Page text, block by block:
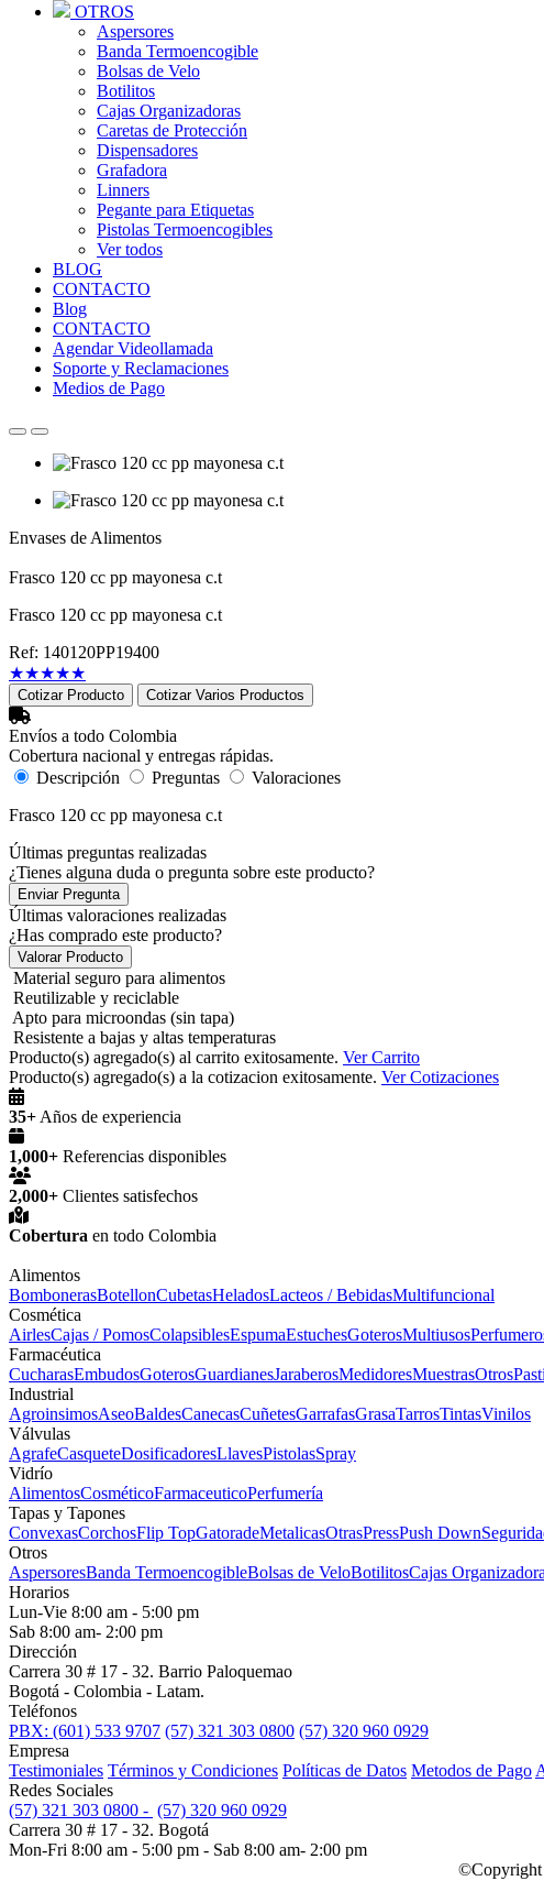
OTROS
Aspersores
Banda Termoencogible
Bolsas de Velo
Botilitos
Cajas Organizadoras
Caretas de Protección
Dispensadores
Grafadora
Linners
Pegante para Etiquetas
Pistolas Termoencogibles
Ver todos
BLOG
CONTACTO
Blog
CONTACTO
Agendar Videollamada
Soporte y Reclamaciones
Medios de Pago
Envases de Alimentos
Frasco 120 cc pp mayonesa c.t
Frasco 120 cc pp mayonesa c.t
Ref: 140120PP19400
★★★★★
Cotizar Producto Cotizar Varios Productos
Envíos a todo Colombia
Cobertura nacional y entregas rápidas.
Descripción
Preguntas
Valoraciones
Frasco 120 cc pp mayonesa c.t
Últimas preguntas realizadas
¿Tienes alguna duda o pregunta sobre este producto?
Enviar Pregunta
Últimas valoraciones realizadas
¿Has comprado este producto?
Valorar Producto
Material seguro para alimentos
Reutilizable y reciclable
Apto para microondas (sin tapa)
Resistente a bajas y altas temperaturas
Producto(s) agregado(s) al carrito exitosamente. Ver Carrito
Producto(s) agregado(s) a la cotizacion exitosamente. Ver Cotizaciones
35+ Años de experiencia
1,000+ Referencias disponibles
2,000+ Clientes satisfechos
Cobertura en todo Colombia
Alimentos
BombonerasBotellonCubetasHeladosLacteos / BebidasMultifuncional
Cosmética
AirlesCajas / PomosColapsiblesEspumaEstuchesGoterosMultiusos
Farmacéutica
CucharasEmbudosGoterosGuardianesJaraberosMedidoresMuestrasOtros
Industrial
AgroinsimosAseoBaldesCanecasCuñetesGarrafasGrasaTarrosTintasVinilos
Válvulas
AgrafeCasqueteDosificadoresLlavesPistolasSpray
Vidrío
AlimentosCosméticoFarmaceuticoPerfumería
Tapas y Tapones
ConvexasCorchosFlip TopGatoradeMetalicasOtrasPressPush Down
Otros
AspersoresBanda TermoencogibleBolsas de VeloBotilitosCajas
Horarios
Lun-Vie 8:00 am - 5:00 pm
Sab 8:00 am- 2:00 pm
Dirección
Carrera 30 # 17 - 32. Barrio Paloquemao
Bogotá - Colombia - Latam.
Teléfonos
PBX: (601) 533 9707 (57) 321 303 0800 (57) 320 960 0929
Empresa
Testimoniales Términos y Condiciones Políticas de Datos Metodos de Pago
Redes Sociales
(57) 321 303 0800 - (57) 320 960 0929
Carrera 30 # 17 - 32. Bogotá
Mon-Fri 8:00 am - 5:00 pm - Sab 8:00 am- 2:00 pm
©Copyright